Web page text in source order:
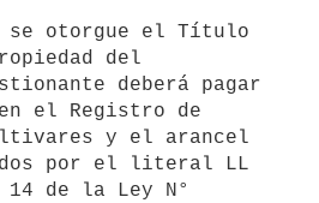
del
deberá pagar
el Registro de
y el arancel
por el literal LL
de la Ley N°